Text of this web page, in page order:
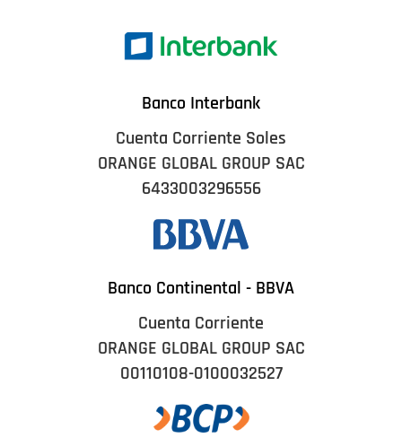
Banco Interbank
Cuenta Corriente Soles
ORANGE GLOBAL GROUP SAC
6433003296556
Banco Continental - BBVA
Cuenta Corriente
ORANGE GLOBAL GROUP SAC
00110108-0100032527